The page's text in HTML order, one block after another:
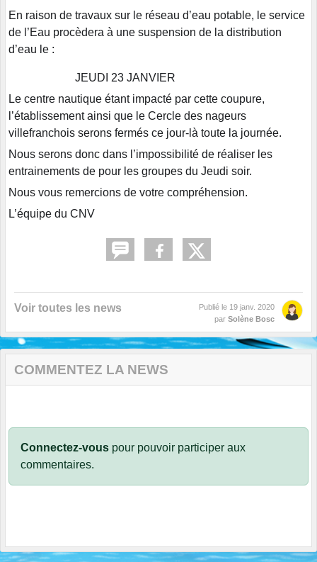
En raison de travaux sur le réseau d’eau potable, le service
de l’Eau procèdera à une suspension de la distribution
d’eau le :
JEUDI 23 JANVIER
Le centre nautique étant impacté par cette coupure,
l’établissement ainsi que le Cercle des nageurs
villefranchois serons fermés ce jour-là toute la journée.
Nous serons donc dans l’impossibilité de réaliser les
entrainements de pour les groupes du Jeudi soir.
Nous vous remercions de votre compréhension.
L’équipe du CNV
Voir toutes les news Publié le 19 janv. 2020
par Solène Bosc
COMMENTEZ LA NEWS
Connectez-vous pour pouvoir participer aux
commentaires.